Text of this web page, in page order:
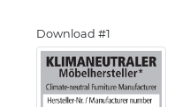
Download #1